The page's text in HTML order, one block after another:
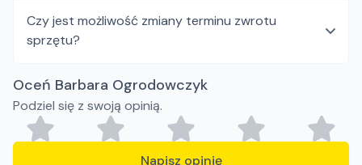
Czy jest możliwość zmiany terminu zwrotu
sprzętu?
Oceń Barbara Ogrodowczyk
Podziel się z swoją opinią.
Napisz opinię